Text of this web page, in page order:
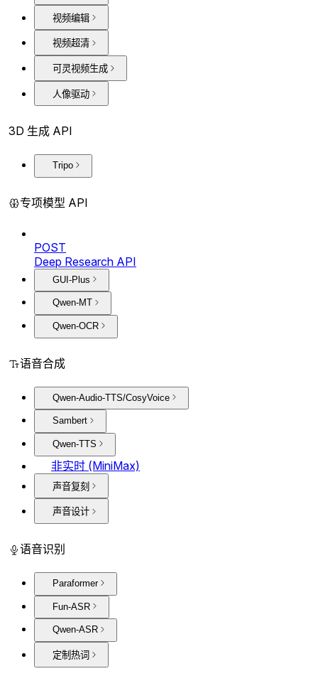
视频编辑
视频超清
可灵视频生成
人像驱动
3D 生成 API
Tripo
专项模型 API
POST
Deep Research API
GUI-Plus
Qwen-MT
Qwen-OCR
语音合成
Qwen-Audio-TTS/CosyVoice
Sambert
Qwen-TTS
非实时 (MiniMax)
声音复刻
声音设计
语音识别
Paraformer
Fun-ASR
Qwen-ASR
定制热词